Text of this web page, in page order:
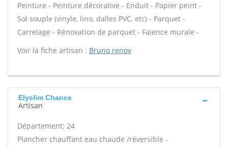
Peinture - Peinture décorative - Enduit - Papier peint -
Sol souple (vinyle, lino, dalles PVC, etc) - Parquet -
Carrelage - Rénovation de parquet - Faïence murale -
Voir la fiche artisan : Bruno renov
Elyclim Chance
Artisan
Département: 24
Plancher chauffant eau chaude /réversible -